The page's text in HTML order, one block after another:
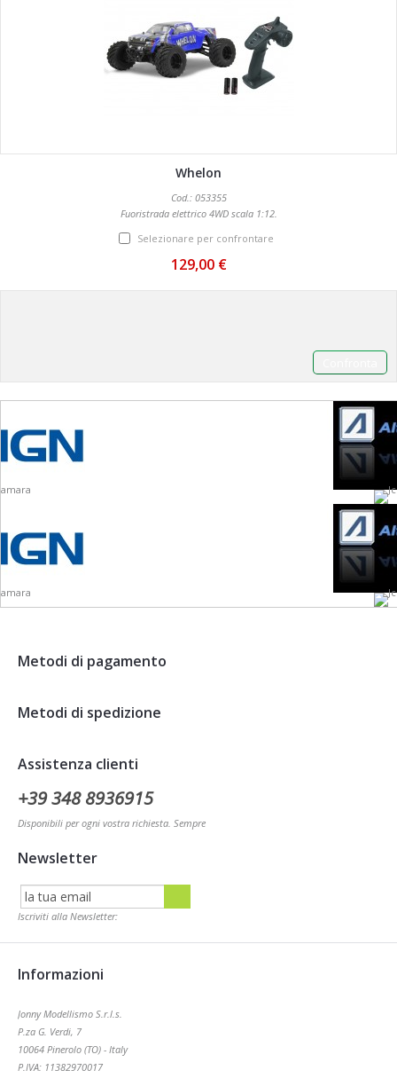
Whelon
Cod.: 053355
Fuoristrada elettrico 4WD scala 1:12.
Selezionare per confrontare
129,00 €
Metodi di pagamento
Metodi di spedizione
+39 348 8936915
Newsletter
Iscriviti alla Newsletter: